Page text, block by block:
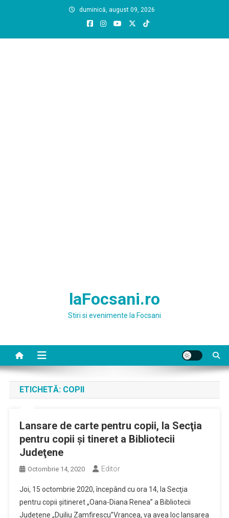
duminică, august 09, 2026
laFocsani.ro
Stiri si evenimente la Focsani
ETICHETĂ: COPII
Lansare de carte pentru copii, la Secţia
pentru copii şi tineret a Bibliotecii
Judeţene
Octombrie 14, 2020 Editor
Joi, 15 octombrie 2020, începând cu ora 14, la Secţia
pentru copii şitineret „Oana-Diana Renea” a Bibliotecii
Judeţene „Duiliu Zamfirescu”Vrancea, va avea loc lansarea